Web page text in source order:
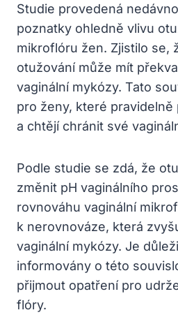
Studie provedená
poznatky ohledně vlivu
mikroflóru žen. Zjistilo se,
otužování může mít
vaginální mykózy. Tato
pro ženy, které
a chtějí chránit své
Podle studie se zdá, že
změnit pH vaginálního
rovnováhu vaginální
k nerovnováze, která
vaginální mykózy. Je
informovány o této
přijmout opatření pro
flóry.